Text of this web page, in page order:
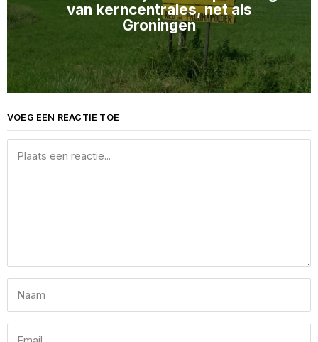
van kerncentrales, net als
Groningen
VOEG EEN REACTIE TOE